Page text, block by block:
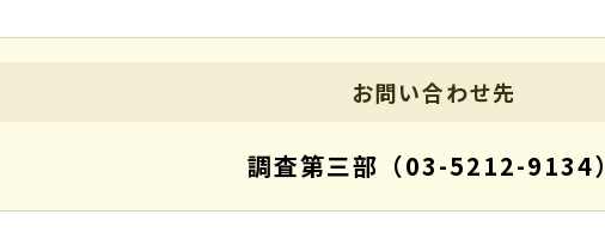
お問い合わせ先
調査第三部（03-5212-9134）